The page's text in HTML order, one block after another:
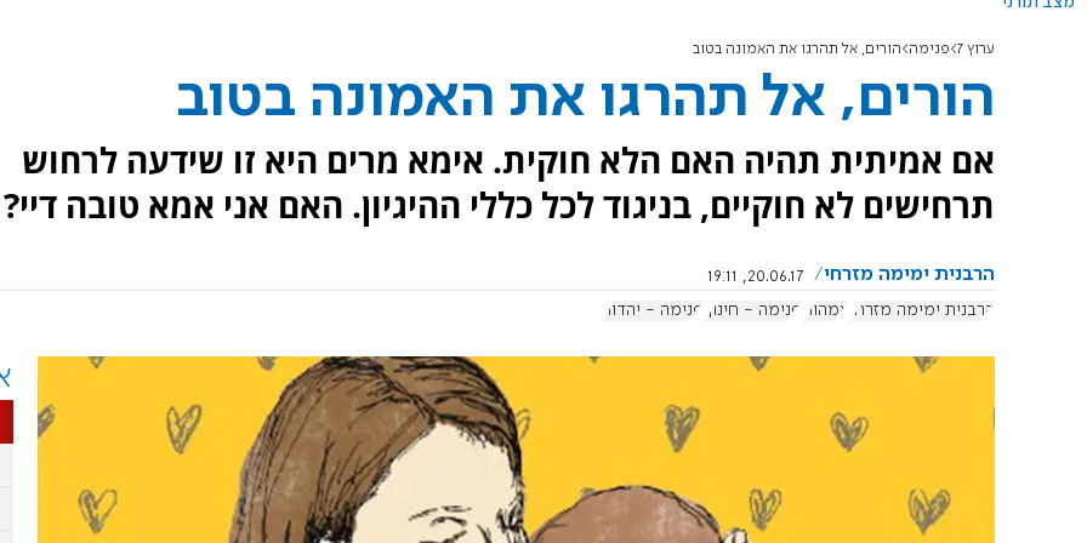
ערוץ 7 פנימה הורים, אל תהרגו את האמונה בטוב
הורים, אל תהרגו את האמונה בטוב
אם אמיתית תהיה האם הלא חוקית. אימא מרים היא זו שידעה לרחוש
תרחישים לא חוקיים, בניגוד לכל כללי ההיגיון. האם אני אמא טובה דיי?
הרבנית ימימה מזרחי
20.06.17, 19:11
הרבנית ימימה מזרחי
אמהות פנימה - חינוך פנימה - יהדות